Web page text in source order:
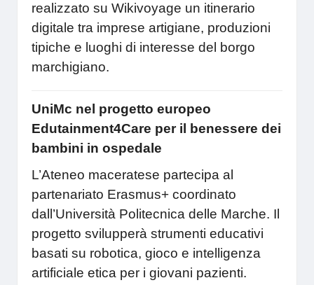
realizzato su Wikivoyage un itinerario
digitale tra imprese artigiane, produzioni
tipiche e luoghi di interesse del borgo
marchigiano.
UniMc nel progetto europeo
Edutainment4Care per il benessere dei
bambini in ospedale
L’Ateneo maceratese partecipa al
partenariato Erasmus+ coordinato
dall’Università Politecnica delle Marche. Il
progetto svilupperà strumenti educativi
basati su robotica, gioco e intelligenza
artificiale etica per i giovani pazienti.